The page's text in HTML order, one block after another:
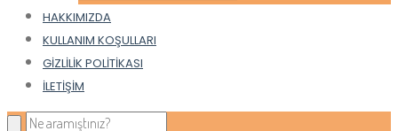
HAKKIMIZDA
KULLANIM KOŞULLARI
GIZLILIK POLITIKASI
İLETIŞIM